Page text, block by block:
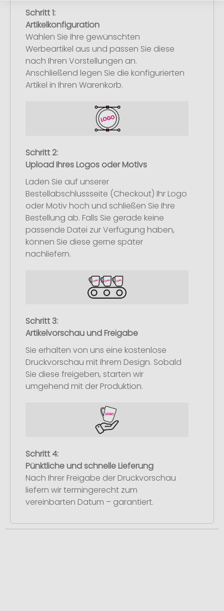
Schritt 1:
Artikelkonfiguration
Wählen Sie Ihre gewünschten
Werbeartikel aus und passen Sie diese
nach Ihren Vorstellungen an.
Anschließend legen Sie die konfigurierten
Artikel in Ihren Warenkorb.
Schritt 2:
Upload Ihres Logos oder Motivs
Laden Sie auf unserer
Bestellabschlussseite (Checkout) Ihr Logo
oder Motiv hoch und schließen Sie Ihre
Bestellung ab. Falls Sie gerade keine
passende Datei zur Verfügung haben,
können Sie diese gerne später
nachliefern.
Schritt 3:
Artikelvorschau und Freigabe
Sie erhalten von uns eine kostenlose
Druckvorschau mit Ihrem Design. Sobald
Sie diese freigeben, starten wir
umgehend mit der Produktion.
Schritt 4:
Pünktliche und schnelle Lieferung
Nach Ihrer Freigabe der Druckvorschau
liefern wir termingerecht zum
vereinbarten Datum – garantiert.